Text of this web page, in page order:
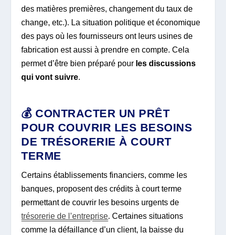
des matières premières, changement du taux de
change, etc.). La situation politique et économique
des pays où les fournisseurs ont leurs usines de
fabrication est aussi à prendre en compte. Cela
permet d’être bien préparé pour les discussions
qui vont suivre.
💰 CONTRACTER UN PRÊT
POUR COUVRIR LES BESOINS
DE TRÉSORERIE À COURT
TERME
Certains établissements financiers, comme les
banques, proposent des crédits à court terme
permettant de couvrir les besoins urgents de
trésorerie de l’entreprise. Certaines situations
comme la défaillance d’un client, la baisse du